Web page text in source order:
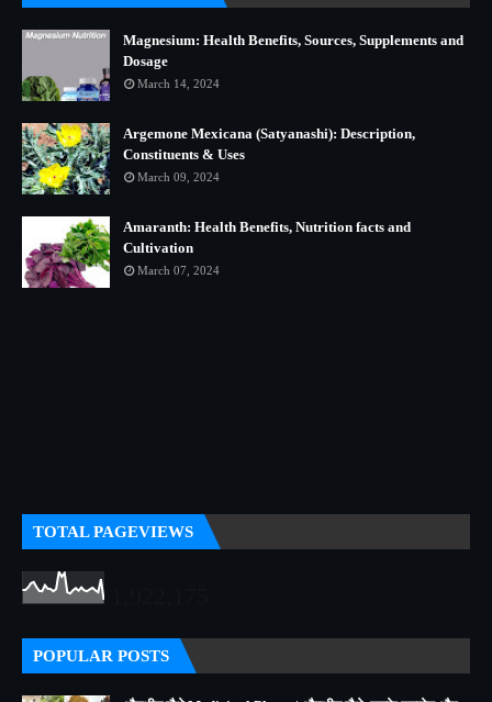
Magnesium: Health Benefits, Sources, Supplements and
Dosage
March 14, 2024
Argemone Mexicana (Satyanashi): Description,
Constituents & Uses
March 09, 2024
Amaranth: Health Benefits, Nutrition facts and
Cultivation
March 07, 2024
TOTAL PAGEVIEWS
POPULAR POSTS